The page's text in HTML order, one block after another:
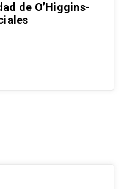
de O’Higgins-